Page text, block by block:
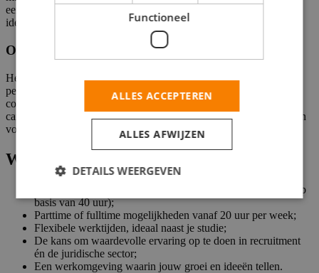
een scherp oog voor talent. Daarnaast ben je niet bang om nieuwe
ideeën aan te dragen en werk je graag in een flexibele omgeving.
Over het bedrijf
Het bedrijf in Amstelveen is dé plek waar juridische expertise en
persoonlijke aandacht samenkomen. Wij geloven in authentieke
communicatie en helpen professionals bij de volgende stap in hun
carrière. Groei en ontwikkeling staan bij hun centraal, en ze zorgen
voor een fijne werk-privébalans.
Wat wij bieden
Een lekker salaris tussen €2.600,- en €2.700,- per maand (op
basis van 40 uur);
Parttime of fulltime mogelijkheden vanaf 20 uur per week;
Flexibele werktijden, ideaal naast je studie;
De kans om waardevolle ervaring op te doen in recruitment
én de juridische sector;
Een werkomgeving waarin jouw groei en ideeën tellen.
Functioneel
ALLES ACCEPTEREN
ALLES AFWIJZEN
DETAILS WEERGEVEN